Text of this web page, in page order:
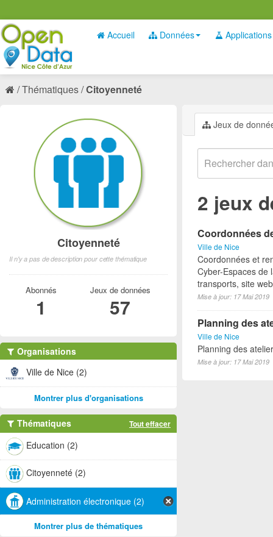
Accueil Données Applications
Thématiques Citoyenneté
Jeux de
2 jeux
Coordonnées
Ville de Nice
Coordonnées et
Cyber-Espaces de
transports, site
Mise à jour: 17 Mai 2019
Planning des
Ville de Nice
Planning des
Mise à jour: 17 Mai 2019
Citoyenneté
Il n'y a pas de description pour cette thématique
Abonnés
1
Jeux de données
57
Organisations
Ville de Nice (2)
Montrer plus d'organisations
Thématiques Tout effacer
Education (2)
Citoyenneté (2)
Administration électronique (2)
Montrer plus de thématiques